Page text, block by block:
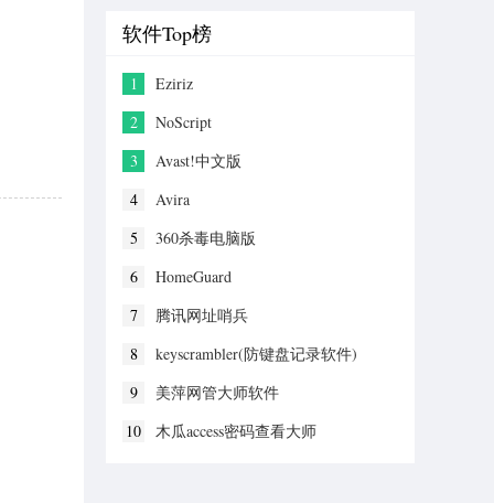
软件Top榜
1
Eziriz
2
NoScript
3
Avast!中文版
4
Avira
5
360杀毒电脑版
6
HomeGuard
7
腾讯网址哨兵
8
keyscrambler(防键盘记录软件)
9
美萍网管大师软件
10
木瓜access密码查看大师